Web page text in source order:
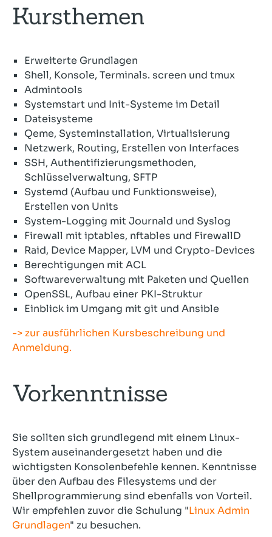
Kursthemen
Erweiterte Grundlagen
Shell, Konsole, Terminals. screen und tmux
Admintools
Systemstart und Init-Systeme im Detail
Dateisysteme
Qeme, Systeminstallation, Virtualisierung
Netzwerk, Routing, Erstellen von Interfaces
SSH, Authentifizierungsmethoden,
Schlüsselverwaltung, SFTP
Systemd (Aufbau und Funktionsweise),
Erstellen von Units
System-Logging mit Journald und Syslog
Firewall mit iptables, nftables und FirewallD
Raid, Device Mapper, LVM und Crypto-Devices
Berechtigungen mit ACL
Softwareverwaltung mit Paketen und Quellen
OpenSSL, Aufbau einer PKI-Struktur
Einblick im Umgang mit git und Ansible
-> zur ausführlichen Kursbeschreibung und
Anmeldung.
Vorkenntnisse
Sie sollten sich grundlegend mit einem Linux-
System auseinandergesetzt haben und die
wichtigsten Konsolenbefehle kennen. Kenntnisse
über den Aufbau des Filesystems und der
Shellprogrammierung sind ebenfalls von Vorteil.
Wir empfehlen zuvor die Schulung "Linux Admin
Grundlagen" zu besuchen.